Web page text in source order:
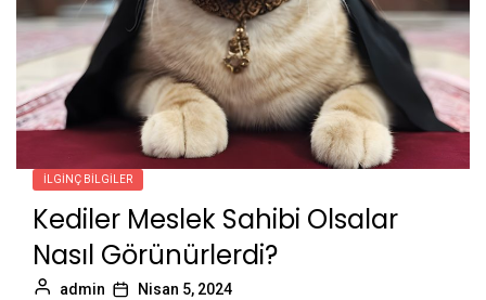
İLGINÇ BILGILER
Kediler Meslek Sahibi Olsalar
Nasıl Görünürlerdi?
admin Nisan 5, 2024